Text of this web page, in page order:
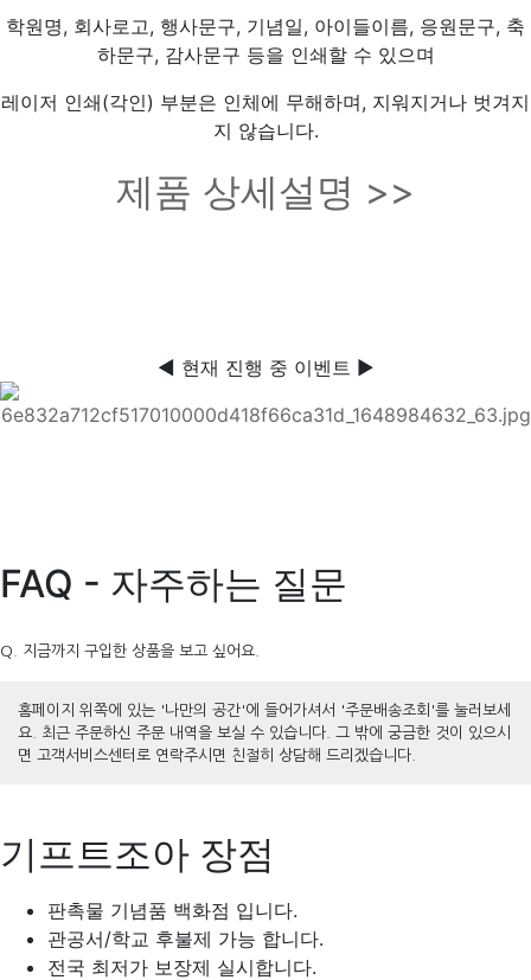
학원명, 회사로고, 행사문구, 기념일, 아이들이름, 응원문구, 축
하문구, 감사문구 등을 인쇄할 수 있으며
레이저 인쇄(각인) 부분은 인체에 무해하며, 지워지거나 벗겨지
지 않습니다.
제품 상세설명 >>
◀ 현재 진행 중 이벤트 ▶
FAQ - 자주하는 질문
Q. 지금까지 구입한 상품을 보고 싶어요.
홈페이지 위쪽에 있는 '나만의 공간'에 들어가셔서 '주문배송조회'를 눌러보세
요. 최근 주문하신 주문 내역을 보실 수 있습니다. 그 밖에 궁금한 것이 있으시
면 고객서비스센터로 연락주시면 친절히 상담해 드리겠습니다.
기프트조아 장점
판촉물 기념품 백화점 입니다.
관공서/학교 후불제 가능 합니다.
전국 최저가 보장제 실시합니다.